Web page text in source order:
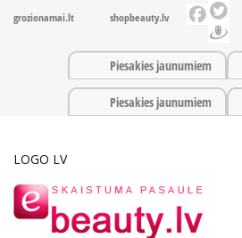
grozionamai.lt shopbeauty.lv
Piesakies jaunumiem
Piesakies jaunumiem
LOGO LV